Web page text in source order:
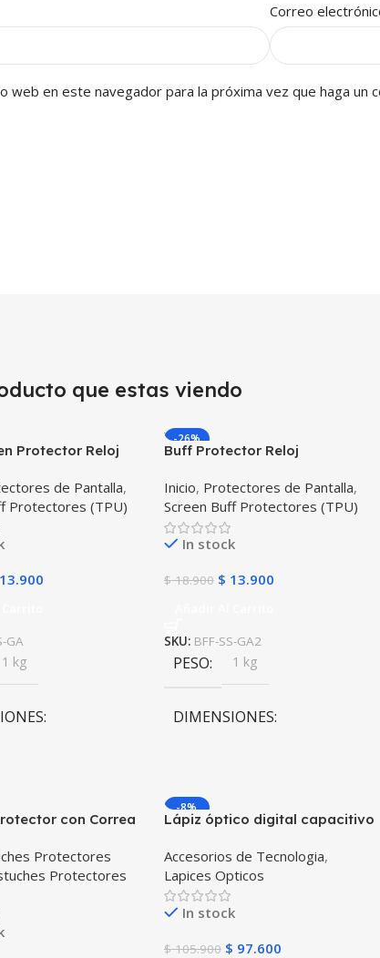
Correo
en este navegador para la próxima vez que haga un
que estas viendo
Protector Reloj
Active
de Pantalla,
Protectores (TPU)
13.900
GA
1 kg
cm
-26%
Buff Protector Reloj
Samsung Galaxy Watch Active
2
Inicio, Protectores de Pantalla,
Screen Buff Protectores (TPU)
In stock
$18.900 $ 13.900
SKU: BFF-SS-GA2
PESO 1 kg
DIMENSIONES
con Correa
A8 10.5 2021 –
SM-x205 Anti
soporte
Protectores
Protectores
-8%
Lápiz óptico digital capacitivo
con Android, iOS y Windows
para Tablets, Celulares y PC
Táctil
Accesorios de Tecnologia,
Lapices Opticos
In stock
$105.900 $ 97.600